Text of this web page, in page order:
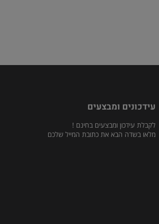
עידכונים ומבצעים
לקבלת עידכון ומבצעים בחינם !
מלאו בשדה הבא את כתובת המייל שלכם